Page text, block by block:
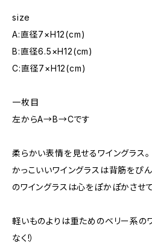
size
A:直径7×H12(cm)
B:直径6.5×H12(cm)
C:直径7×H12(cm)
一枚目
左からA→B→Cです
柔らかい表情を見せるワイングラス。
かっこいいワイングラスは背筋をぴん
のワイングラスは心をぽかぽかさせて
軽いものよりは重ためのベリー系の
なく!）